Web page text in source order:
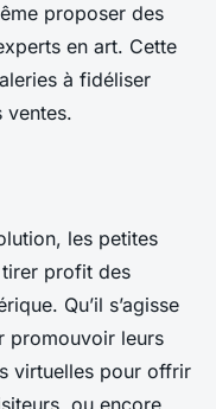
proposer des
en art. Cette
à fidéliser
ventes.
les petites
tirer profit des
Qu’il s’agisse
promouvoir leurs
virtuelles pour offrir